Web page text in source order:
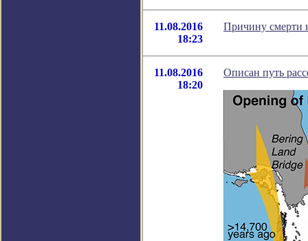
11.08.2016
18:23
Причину смерти
11.08.2016
18:20
Описан путь